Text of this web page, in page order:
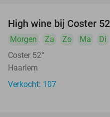
High wine bij Coster
Morgen Za Zo Ma Di
Coster 52°
Haarlem
Verkocht: 107